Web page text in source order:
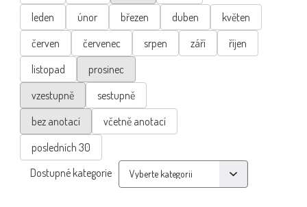
leden
únor březen duben
květen
červen
červenec srpen září
říjen
listopad
prosinec
vzestupně
sestupně
bez anotací
včetně anotací
posledních 30
Dostupné kategorie